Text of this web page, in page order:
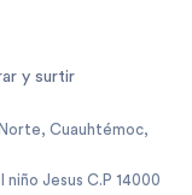
y surtir
Cuauhtémoc,
niño Jesus C.P 14000